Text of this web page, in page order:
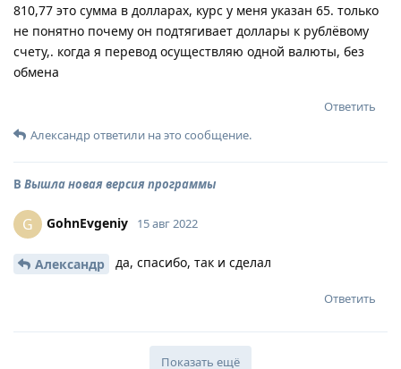
810,77 это сумма в долларах, курс у меня указан 65. только
не понятно почему он подтягивает доллары к рублёвому
счету,. когда я перевод осуществляю одной валюты, без
обмена
Ответить
Александрответили на это сообщение.
В Вышла новая версия программы
G GohnEvgeniy 15 авг 2022
Александр да, спасибо, так и сделал
Ответить
Показать ещё